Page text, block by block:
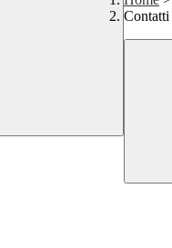
Contatti